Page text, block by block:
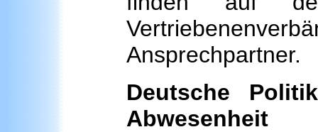
Ansprechpartner.
Deutsche
Abwesenheit